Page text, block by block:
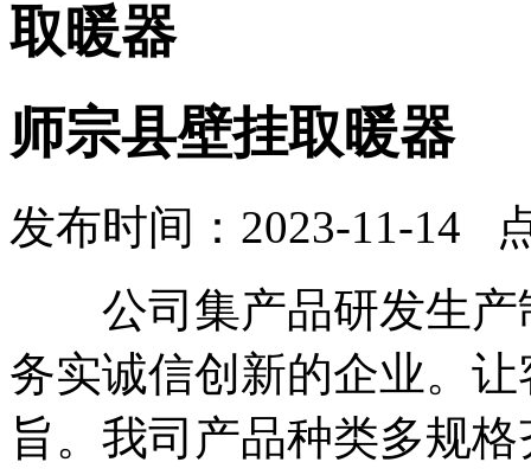
取暖器
师宗县壁挂取暖器
发布时间：2023-11-14
公司集产品研发生产
务实诚信创新的企业。
旨。我司产品种类多规